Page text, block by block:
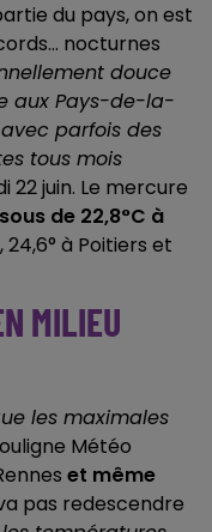
du pays, on est
nocturnes
douce
aux Pays-de-la-
parfois des
tous mois
juin. Le mercure
de 22,8°C à
, 24,6° à Poitiers et
MILIEU
les maximales
Météo
et même
pas redescendre